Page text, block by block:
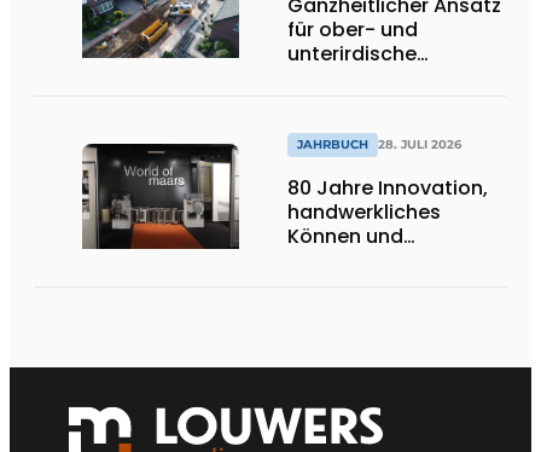
für ober- und
unterirdische
JAHRBUCH 28. JULI 2026
80 Jahre Innovation,
handwerkliches
Können und